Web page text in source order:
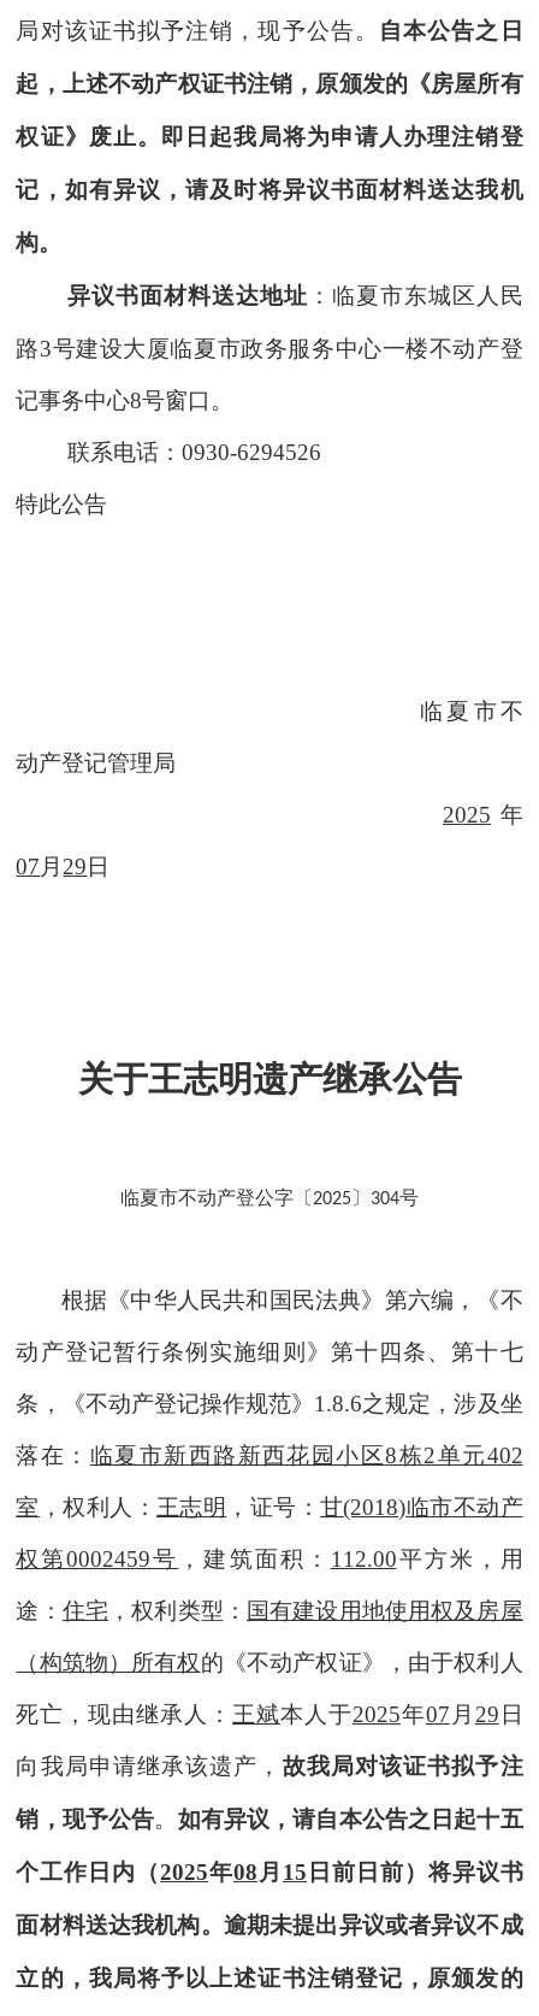
局对该证书拟予注销，现予公告。 自本公告之日
起 ， 上述不动产权证书注销，原颁发的《房屋所有
权证》废止。即日起我局将为申请人办理注销登
记 ， 如有异议，请及时将异议书面材料送达我机
构。
异议书面材料送达地址 ：临夏市东城区人民
路3号建设大厦临夏市政务服务中心一楼不动产登
记事务中心8号窗口。
联系电话：0930-6294526
特此公告
临夏市不
动产登记管理局
2025 年
07月29 日
关于王志明遗产继承公告
临夏市不动产登公字〔2025〕 304号
根据《中华人民共和国民法典》第六编 ， 《不
动产登记暂行条例实施细则》第十四条、第十七
条 ， 《不动产登记操作规范》 1.8.6之规定 ，涉及坐
落在： 临夏市新西路新西花园小区8栋2单元402
室 ，权利人 ：王志明 ，证号：甘(2018)临市不动产
权第0002459号 ，建筑面积： 112.00平方米，用
途： 住宅 ，权利类型： 国有建设用地使用权及房屋
（构筑物）所有权的《不动产权证》， 由于权利人
死亡 ，现由继承人：王斌本人于2025年07 月 29 日
向我局申请继承该遗产， 故我局对该证书拟予注
销，现予公告。 如有异议，请自本公告之日起十五
个工作日内（2025年08月 15 日前日前）将异议书
面材料送达我机构。逾期未提出异议或者异议不成
立的，我局将予以上述证书注销登记，原颁发的